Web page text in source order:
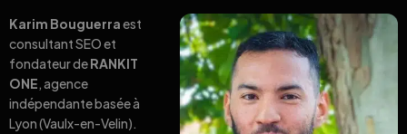
Karim Bouguerraest
consultant SEO et
fondateur deRANKIT
ONE, agence
indépendante basée à
Lyon (Vaulx-en-Velin).